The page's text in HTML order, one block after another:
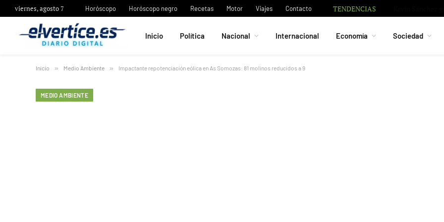
viernes, agosto 7 Horóscopo Horóscopo negro Recetas Motor Viajes Contacto
TENDENCIAS
Inicio Política Nacional Internacional Economía Sociedad
Inicio » Medio Ambiente » Impactante repotenciación eólica en As Somozas: 81 molinos reducidos a 9
MEDIO AMBIENTE